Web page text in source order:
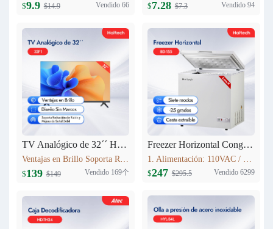
$9.9 $14.9 Vendido 66
TV Analógico de 32´´ Haitech-32F1
$139 $149 Vendido 169个
$7.28 $7.3 Vendido 94
Freezer Horizontal Congelador Nevera 5.6cu.ft (155L) BD-155
$247 $295.5 Vendido 6299